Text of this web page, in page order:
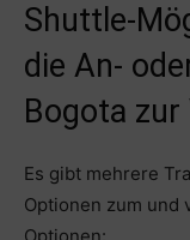
Shuttle-
die An-
Bogota zur
Es gibt mehrere
Optionen zum und